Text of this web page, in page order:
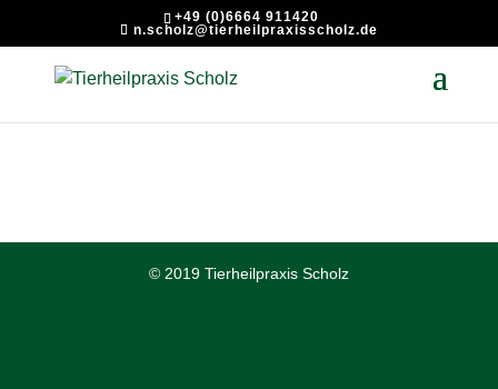
+49 (0)6664 911420
n.scholz@tierheilpraxisscholz.de
© 2019 Tierheilpraxis Scholz